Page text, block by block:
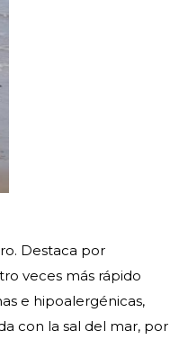
Destaca por
veces más rápido
e hipoalergénicas,
con la sal del mar, por